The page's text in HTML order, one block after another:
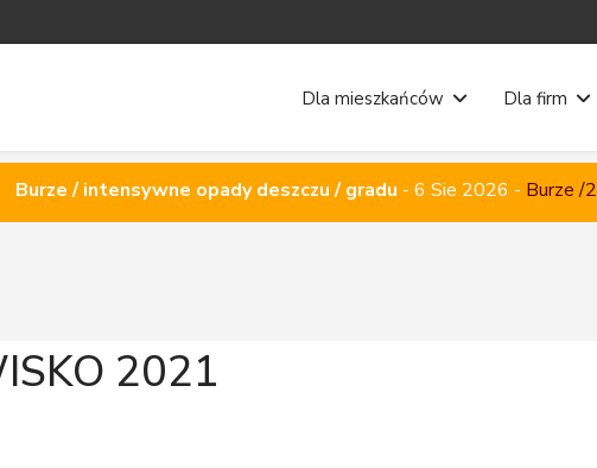
Dla mieszkańców Dla firm
Burze / intensywne opady deszczu / gradu - 6 Sie 2026 - Burze /2
2021